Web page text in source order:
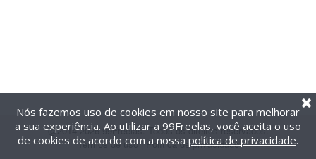
@2014-2026 99Freelas. Todos os direitos reservados.
Termos de uso| Política de privacidade
Nós fazemos uso de cookies em nosso site para melhorar
a sua experiência. Ao utilizar a 99Freelas, você aceita o uso
de cookies de acordo com a nossa política de privacidade.